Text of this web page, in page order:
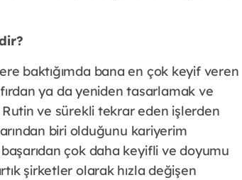
baktığımda bana en çok keyif veren
ya da yeniden tasarlamak ve
ve sürekli tekrar eden işlerden
biri olduğunu kariyerim
çok daha keyifli ve doyumu
şirketler olarak hızla değişen